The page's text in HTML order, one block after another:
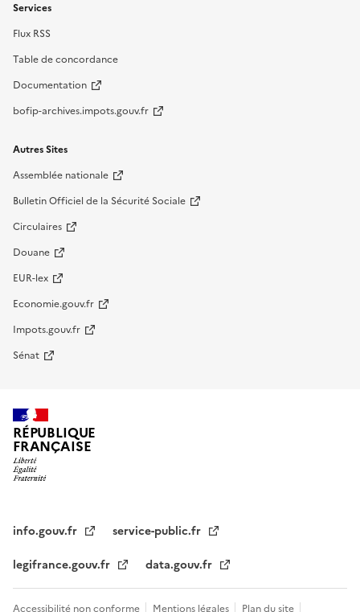
Services
Flux RSS
Table de concordance
Documentation
bofip-archives.impots.gouv.fr
Autres Sites
Assemblée nationale
Bulletin Officiel de la Sécurité Sociale
Circulaires
Douane
EUR-lex
Economie.gouv.fr
Impots.gouv.fr
Sénat
RÉPUBLIQUE
FRANÇAISE
info.gouv.fr
service-public.fr
legifrance.gouv.fr
data.gouv.fr
Accessibilité non conforme Mentions légales Plan du site